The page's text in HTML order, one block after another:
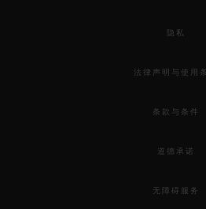
隐私
法律声明与使用
条款与条件
道德承诺
无障碍服务